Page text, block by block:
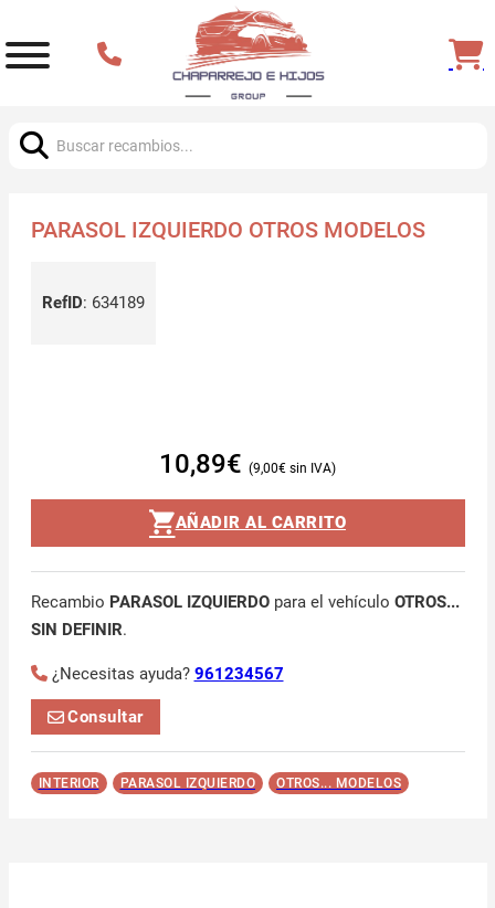
PARASOL IZQUIERDO OTROS MODELOS
RefID: 634189
10,89€ 9,00€
AÑADIR AL CARRITO
Recambio PARASOL IZQUIERDOpara el vehículo OTROS...
SIN DEFINIR.
¿Necesitas ayuda? 961234567
Consultar
INTERIOR PARASOL IZQUIERDO OTROS... MODELOS